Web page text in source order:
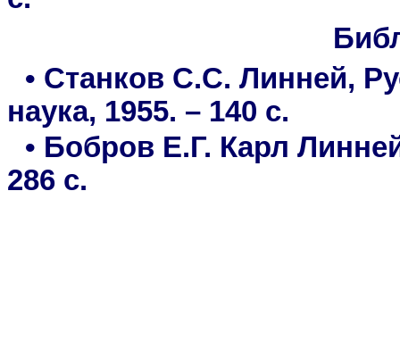
• Станков С.С. Линней,
наука, 1955. – 140 с.
• Бобров Е.Г. Карл
286 с.